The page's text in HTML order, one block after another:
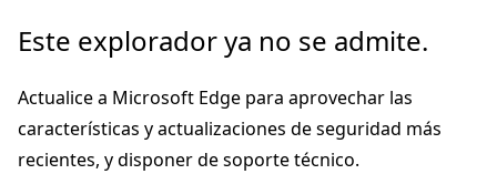
Ir
contenido
principal
Ir
la
navegación
en
Este explorador ya no se admite.
Actualice a Microsoft Edge para aprovechar las
características y actualizaciones de seguridad más
recientes, y disponer de soporte técnico.